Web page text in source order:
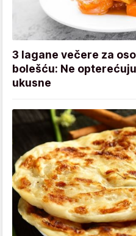
3 lagane večere za
bolešću: Ne
ukusne